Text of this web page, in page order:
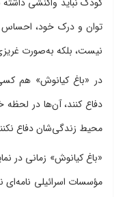
توان و درک خود، احساس
نیست، بلکه به‌صورت
در «باغ کیانوش» هم
دفاع کنند، آن‌ها در لحظه
محیط زندگی‌شان دفاع
«باغ کیانوش» زمانی در
مؤسسات اسرائیلی نامه‌ای